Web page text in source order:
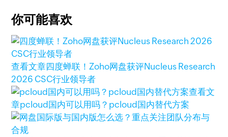
你可能喜欢
查看文章四度蝉联！Zoho网盘获评Nucleus Research
2026 CSC行业领导者
查看文
章pcloud国内可以用吗？pcloud国内替代方案